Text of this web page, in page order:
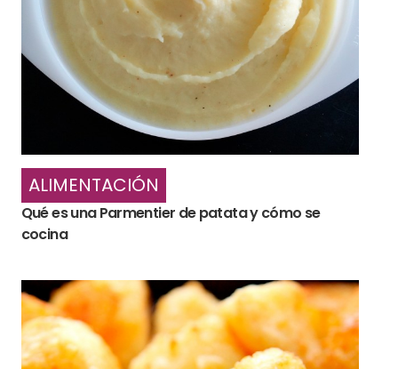
ALIMENTACIÓN
Qué es una Parmentier de patata y cómo se
cocina